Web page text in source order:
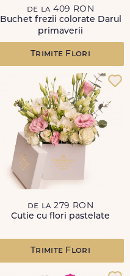
de la 409 RON
Buchet frezii colorate Darul
primaverii
Trimite Flori
de la 279 RON
Cutie cu flori pastelate
Trimite Flori